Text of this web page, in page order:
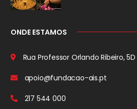
ONDE ESTAMOS
Rua Professor Orlando Ribeiro, 5D
apoio@fundacao-ais.pt
217 544 000